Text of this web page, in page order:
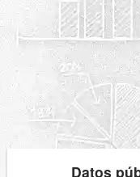
Datos